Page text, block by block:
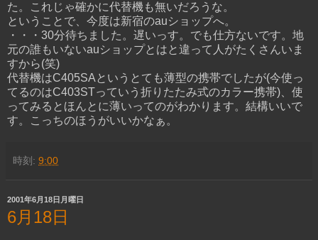
た。これじゃ確かに代替機も無いだろうな。
ということで、今度は新宿のauショップへ。
・・・30分待ちました。遅いっす。でも仕方ないです。地
元の誰もいないauショップとはと違って人がたくさんいま
すから(笑)
代替機はC405SAというとても薄型の携帯でしたが(今使っ
てるのはC403STっていう折りたたみ式のカラー携帯)、使
ってみるとほんとに薄いってのがわかります。結構いいで
す。こっちのほうがいいかなぁ。
時刻: 9:00
2001年6月18日月曜日
6月18日